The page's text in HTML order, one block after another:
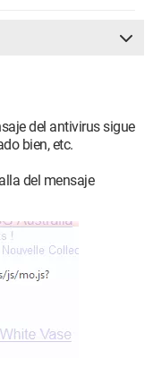
del antivirus sigue
bien, etc.
del mensaje